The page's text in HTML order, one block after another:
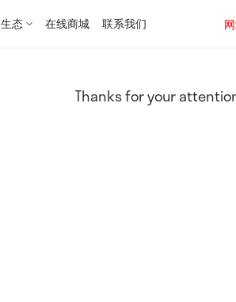
生态 在线商城 联系我们
Thanks for your